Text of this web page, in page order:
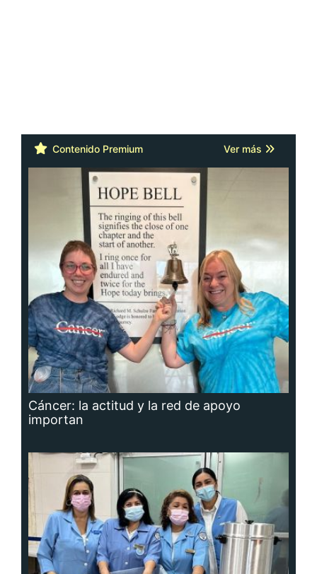
Contenido Premium Ver más
Cáncer: la actitud y la red de apoyo
importan